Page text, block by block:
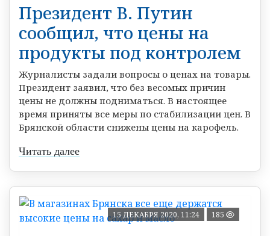
Президент В. Путин
сообщил, что цены на
продукты под контролем
Журналисты задали вопросы о ценах на товары.
Президент заявил, что без весомых причин
цены не должны подниматься. В настоящее
время приняты все меры по стабилизации цен. В
Брянской области снижены цены на карофель.
Читать далее
15 ДЕКАБРЯ 2020, 11:24 185